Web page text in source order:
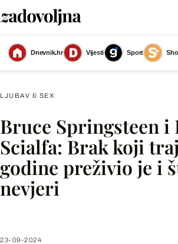
Dnevnik.hr Vijesti Sport
Bruce Springsteen
LJUBAV & SEX
Bruce Springsteen i
Scialfa: Brak koji
godine preživio je i
nevjeri
23-09-2024
Facebook
X